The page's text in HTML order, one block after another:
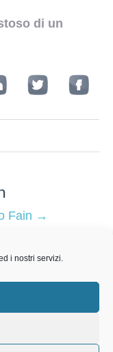
i nostri servizi.
di un
Fain →